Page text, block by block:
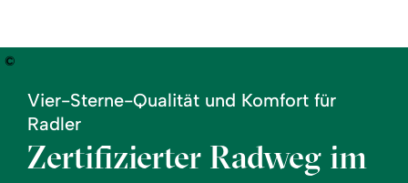
©
Vier-Sterne-Qualität und Komfort für
Radler
Zertifizierter Radweg im